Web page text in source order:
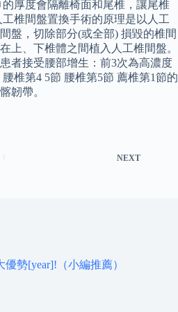
厚度會隔離椅面和尾椎，讓尾椎
椎間盤置換手術的原理是以人工
盤，切除部分(或全部) 損毀的椎間
上、下椎體之間植入人工椎間盤。
者接受腰部增生：前3次為高濃度
椎第4 5節 腰椎第5節 薦椎第1節的
韌帶。
NEXT
勢[year]!（小編推薦）